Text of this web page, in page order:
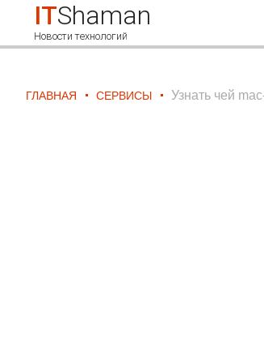
ITShaman
Новости технологий
ГЛАВНАЯ СЕРВИСЫ Узнать чей